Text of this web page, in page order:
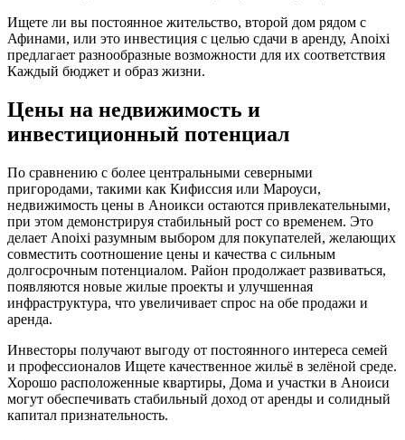
Ищете ли вы постоянное жительство, второй дом рядом с
Афинами, или это инвестиция с целью сдачи в аренду, Anoixi
предлагает разнообразные возможности для их соответствия
Каждый бюджет и образ жизни.
Цены на недвижимость и
инвестиционный потенциал
По сравнению с более центральными северными
пригородами, такими как Кифиссия или Мароуси,
недвижимость цены в Аноикси остаются привлекательными,
при этом демонстрируя стабильный рост со временем. Это
делает Anoixi разумным выбором для покупателей, желающих
совместить соотношение цены и качества с сильным
долгосрочным потенциалом. Район продолжает развиваться,
появляются новые жилые проекты и улучшенная
инфраструктура, что увеличивает спрос на обе продажи и
аренда.
Инвесторы получают выгоду от постоянного интереса семей
и профессионалов Ищете качественное жильё в зелёной среде.
Хорошо расположенные квартиры, Дома и участки в Аноиси
могут обеспечивать стабильный доход от аренды и солидный
капитал признательность.